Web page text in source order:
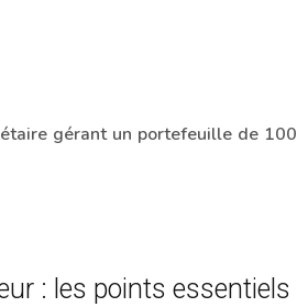
gérant un portefeuille de 100
: les points essentiels